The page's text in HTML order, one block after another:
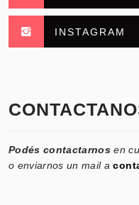
INSTAGRAM
Podés contactarnos en
o enviarnos un mail a